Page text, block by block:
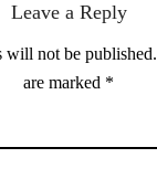
Leave a Reply
will not be published.
are marked *